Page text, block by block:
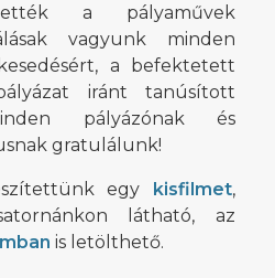
a pályaművek
vagyunk minden
a befektetett
iránt tanúsított
pályázónak és
gratulálunk!
egy kisfilmet,
látható, az
is letölthető.